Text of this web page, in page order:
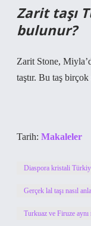
Zarit taşı
bulunur?
Zarit Stone,
taştır. Bu taş
Tarih: Makaleler
Diaspora kristali
Gerçek lal taşı nasıl
Turkuaz ve Firuze aynı